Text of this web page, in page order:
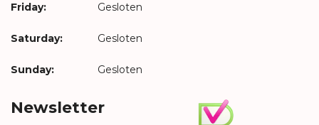
Friday: Gesloten
Saturday: Gesloten
Sunday: Gesloten
Newsletter